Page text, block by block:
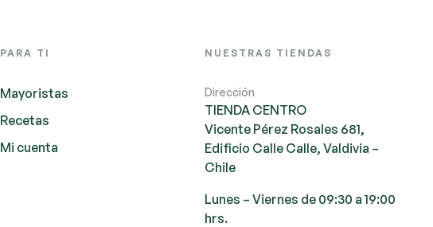
PARA TI
Mayoristas
Recetas
Mi cuenta
NUESTRAS TIENDAS
Dirección
TIENDA CENTRO
Vicente Pérez Rosales 681,
Edificio Calle Calle, Valdivia –
Chile
Lunes – Viernes de 09:30 a 19:00
hrs.